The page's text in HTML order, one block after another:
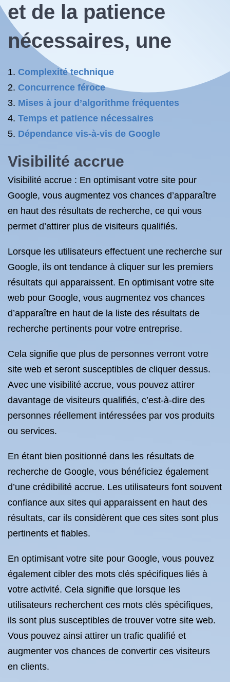
et de la patience
nécessaires, une
Complexité technique
Concurrence féroce
Mises à jour d’algorithme fréquentes
Temps et patience nécessaires
Dépendance vis-à-vis de Google
Visibilité accrue
Visibilité accrue : En optimisant votre site pour
Google, vous augmentez vos chances d’apparaître
en haut des résultats de recherche, ce qui vous
permet d’attirer plus de visiteurs qualifiés.
Lorsque les utilisateurs effectuent une recherche sur
Google, ils ont tendance à cliquer sur les premiers
résultats qui apparaissent. En optimisant votre site
web pour Google, vous augmentez vos chances
d’apparaître en haut de la liste des résultats de
recherche pertinents pour votre entreprise.
Cela signifie que plus de personnes verront votre
site web et seront susceptibles de cliquer dessus.
Avec une visibilité accrue, vous pouvez attirer
davantage de visiteurs qualifiés, c’est-à-dire des
personnes réellement intéressées par vos produits
ou services.
En étant bien positionné dans les résultats de
recherche de Google, vous bénéficiez également
d’une crédibilité accrue. Les utilisateurs font souvent
confiance aux sites qui apparaissent en haut des
résultats, car ils considèrent que ces sites sont plus
pertinents et fiables.
En optimisant votre site pour Google, vous pouvez
également cibler des mots clés spécifiques liés à
votre activité. Cela signifie que lorsque les
utilisateurs recherchent ces mots clés spécifiques,
ils sont plus susceptibles de trouver votre site web.
Vous pouvez ainsi attirer un trafic qualifié et
augmenter vos chances de convertir ces visiteurs
en clients.